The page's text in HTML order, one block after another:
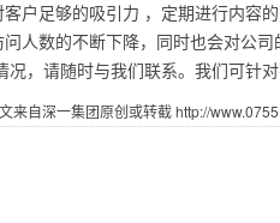
足够的吸引力 ，定期进行内容
人数的不断下降，同时也会对公司
请随时与我们联系。我们可针对
来自深一集团原创或转截 http://